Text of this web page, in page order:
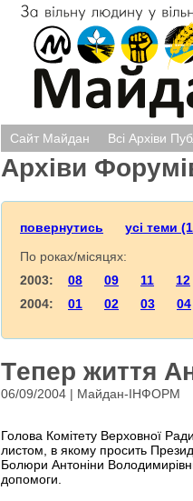
Сайт Майдан Всі Архіви
Архіви
повернутись
усі теми
По роках/місяцях:
2003: 08 09 11
12
2004: 01 02 03 04
Тeпeр життя
06/09/2004 | Майдан-ІНФОРМ
Голова Комітету Верховної
листом, в якому просить
Болюри Антоніни
допомоги.